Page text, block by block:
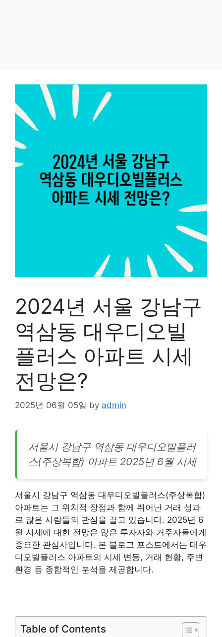
2024년 서울 강남구
역삼동 대우디오빌
플러스 아파트 시세
전망은?
2025년 06월 05일 by admin
서울시 강남구 역삼동 대우디오빌플러
스(주상복합) 아파트 2025년 6월 시세
서울시 강남구 역삼동 대우디오빌플러스(주상복합)
아파트 는 그 위치적 장점과 함께 뛰어난 거래 성과
로 많은 사람들의 관심을 끌고 있습니다. 2025년 6
월 시세에 대한 전망은 많은 투자자와 거주자들에게
중요한 관심사입니다. 본 블로그 포스트에서는 대우
디오빌플러스 아파트 의 시세 변동, 거래 현황, 주변
환경 등 종합적인 분석을 제공합니다.
Table of Contents